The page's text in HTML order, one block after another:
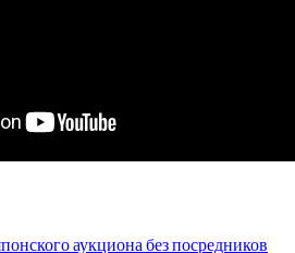
аукциона без посредников